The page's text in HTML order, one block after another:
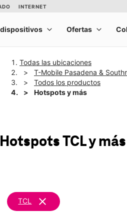
Todas las ubicaciones
T-Mobile Pasadena &
Todos los productos
Hotspots y más
Hotspots TCL y más
TCL clear